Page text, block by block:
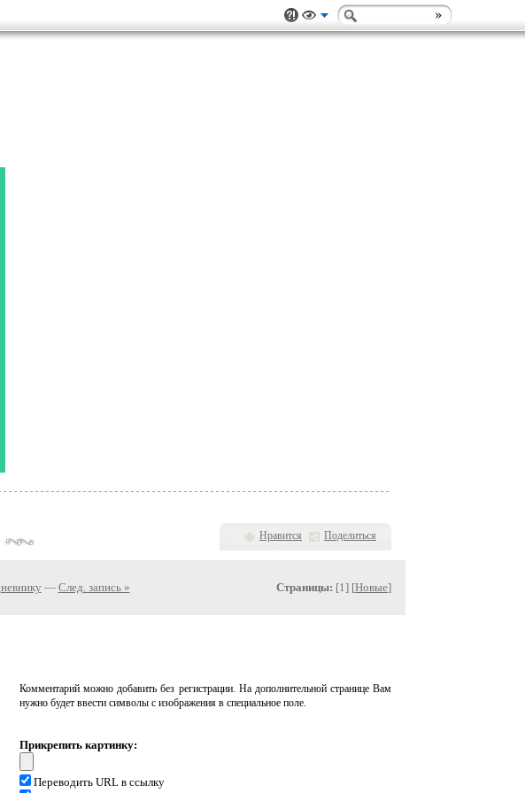
Нравится Поделиться
— След. запись » Страницы: [1] [Новые]
Комментарий можно добавить без регистрации. На дополнительной странице Вам
нужно будет ввести символы с изображения в специальное поле.
Прикрепить картинку:
Переводить URL в ссылку